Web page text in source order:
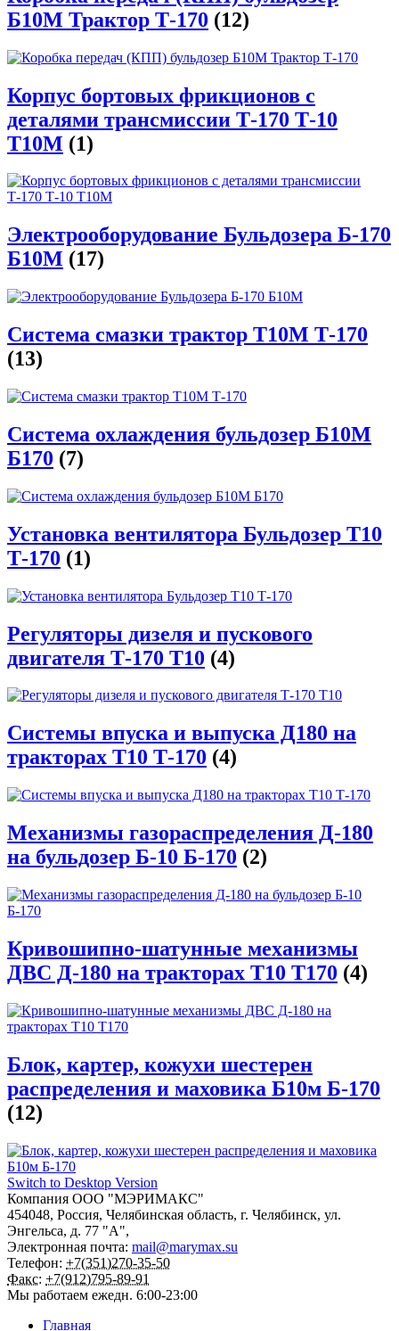
Б10М Трактор Т-170 (12)
Корпус бортовых фрикционов с
деталями трансмиссии Т-170 Т-10
Т10М (1)
Электрооборудование Бульдозера Б-170
Б10М (17)
Система смазки трактор Т10М Т-170
(13)
Система охлаждения бульдозер Б10М
Б170 (7)
Установка вентилятора Бульдозер Т10
Т-170 (1)
Регуляторы дизеля и пускового
двигателя Т-170 Т10 (4)
Системы впуска и выпуска Д180 на
тракторах Т10 Т-170 (4)
Механизмы газораспределения Д-180
на бульдозер Б-10 Б-170 (2)
Кривошипно-шатунные механизмы
ДВС Д-180 на тракторах Т10 Т170 (4)
Блок, картер, кожухи шестерен
распределения и маховика Б10м Б-170
(12)
Switch to Desktop Version
Компания ООО "МЭРИМАКС"
454048, Россия, Челябинская область, г. Челябинск, ул.
Энгельса, д. 77 "А",
Электронная почта: mail@marymax.su
Телефон: +7(351)270-35-50
Факс: +7(912)795-89-91
Мы работаем ежедн. 6:00-23:00
Главная